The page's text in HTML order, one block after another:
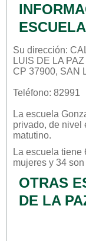
ESCUELA
Su dirección:
LUIS DE LA
CP 37900, SAN
Teléfono: 82991
La escuela
privado, de nivel
matutino.
La escuela tiene
mujeres y 34
OTRAS
DE LA